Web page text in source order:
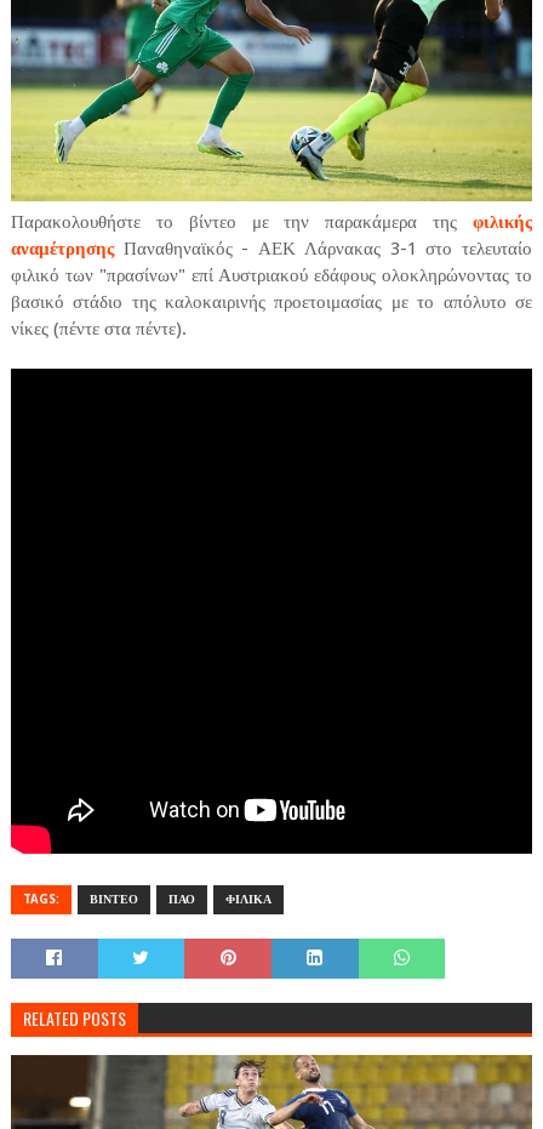
Παρακολουθήστε το βίντεο με την παρακάμερα τηςφιλικής
αναμέτρησηςΠαναθηναϊκός - ΑΕΚ Λάρνακας 3-1 στο τελευταίο
φιλικό των "πρασίνων" επί Αυστριακού εδάφους ολοκληρώνοντας το
βασικό στάδιο της καλοκαιρινής προετοιμασίας με το απόλυτο σε
νίκες (πέντε στα πέντε).
TAGS: ΒΙΝΤΕΟ ΠΑΟ ΦΙΛΙΚΑ
RELATED POSTS